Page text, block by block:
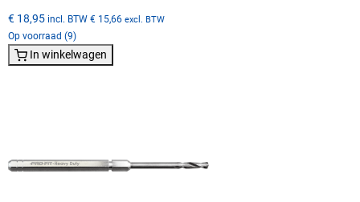
€ 18,95 incl. BTW € 15,66 excl. BTW
Op voorraad (9)
In winkelwagen